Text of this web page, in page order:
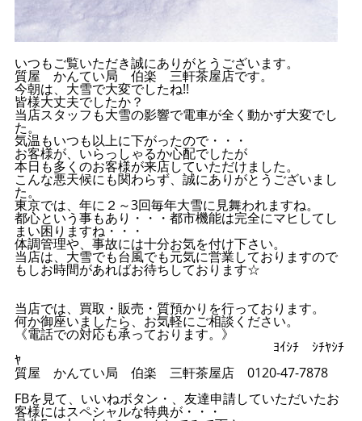
いつもご覧いただき誠にありがとうございます。
質屋 かんてい局 伯楽 三軒茶屋店です。
今朝は、大雪で大変でしたね!!
皆様大丈夫でしたか？
当店スタッフも大雪の影響で電車が全く動かず大変でし
た。
気温もいつも以上に下がったので・・・
お客様が、いらっしゃるか心配でしたが
本日も多くのお客様が来店していただけました。
こんな悪天候にも関わらず、誠にありがとうございまし
た。
東京では、年に２～3回毎年大雪に見舞われますね。
都心という事もあり・・・都市機能は完全にマヒしてし
まい困りますね・・・
体調管理や、事故には十分お気を付け下さい。
当店は、大雪でも台風でも元気に営業しておりますので
もしお時間があればお待ちしております☆
当店では、買取・販売・質預かりを行っております。
何か御座いましたら、お気軽にご相談ください。
《電話での対応も承っております。》
ﾖｲｼﾁ ｼﾁﾔｼﾁ
ﾔ
質屋 かんてい局 伯楽 三軒茶屋店 0120-47-7878
FBを見て、いいねボタン・、友達申請していただいたお
客様にはスペシャルな特典が・・・